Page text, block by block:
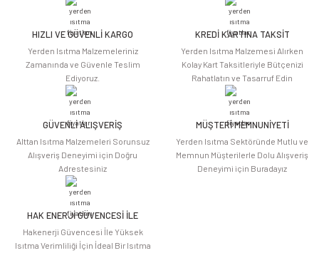
Görüş ve önerileriniz için teşekkür ederiz.
Ürün açıklamasında eksik bilgiler bulunuyor.
Ürün bilgilerinde hatalar bulunuyor.
Ürün fiyatı diğer sitelerden daha pahalı.
Bu ürüne benzer farklı alternatifler olmalı.
HIZLI VE GÜVENLİ KARGO
Yerden Isıtma Malzemeleriniz
Zamanında ve Güvenle Teslim
Ediyoruz.
KREDİ KARTINA TAKSİT
Yerden Isıtma Malzemesi Alırken
Kolay Kart Taksitleriyle Bütçenizi
Rahatlatın ve Tasarruf Edin
GÜVENLİ ALIŞVERİŞ
Alttan Isıtma Malzemeleri Sorunsuz
Alışveriş Deneyimi için Doğru
Adrestesiniz
MÜŞTERİ MEMNUNİYETİ
Yerden Isıtma Sektöründe Mutlu ve
Memnun Müşterilerle Dolu Alışveriş
Deneyimi için Buradayız
HAK ENERJİ GÜVENCESİ İLE
Hakenerji Güvencesi İle Yüksek
Isıtma Verimliliği İçin İdeal Bir Isıtma